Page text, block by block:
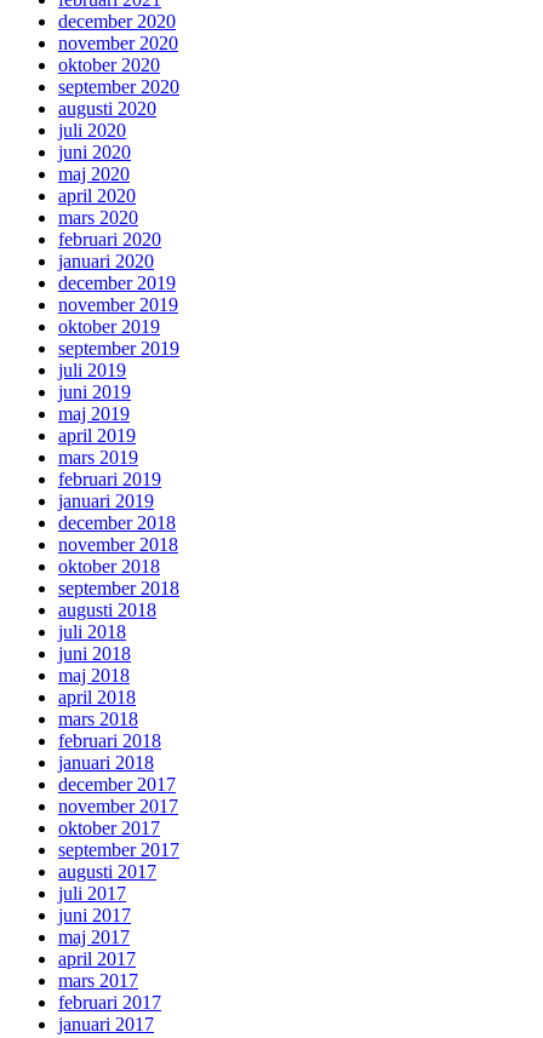
december 2020
november 2020
oktober 2020
september 2020
augusti 2020
juli 2020
juni 2020
maj 2020
april 2020
mars 2020
februari 2020
januari 2020
december 2019
november 2019
oktober 2019
september 2019
juli 2019
juni 2019
maj 2019
april 2019
mars 2019
februari 2019
januari 2019
december 2018
november 2018
oktober 2018
september 2018
augusti 2018
juli 2018
juni 2018
maj 2018
april 2018
mars 2018
februari 2018
januari 2018
december 2017
november 2017
oktober 2017
september 2017
augusti 2017
juli 2017
juni 2017
maj 2017
april 2017
mars 2017
februari 2017
januari 2017